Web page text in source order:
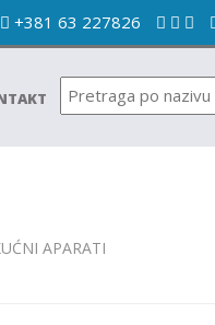
+381 63 227826
APARATI